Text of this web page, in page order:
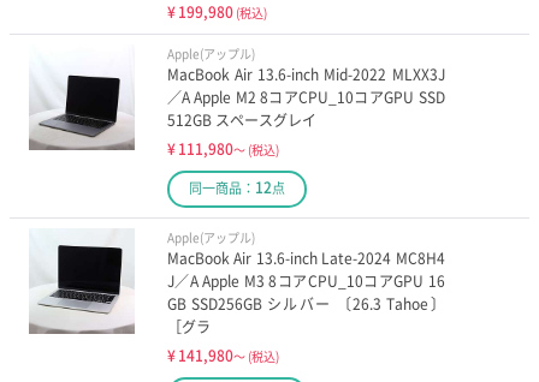
¥199,980 (税込)
Apple(アップル)
MacBook Air 13.6-inch Mid-2022 MLXX3J
／A Apple M2 8コアCPU_10コアGPU SSD
512GB スペースグレイ
¥111,980～ (税込)
同一商品： 12点
Apple(アップル)
MacBook Air 13.6-inch Late-2024 MC8H4
J／A Apple M3 8コアCPU_10コアGPU 16
GB SSD256GB シルバー 〔26.3 Tahoe〕
［グラ
¥141,980～ (税込)